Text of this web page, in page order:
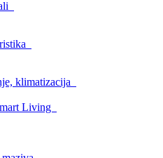
klimatizacija
Living